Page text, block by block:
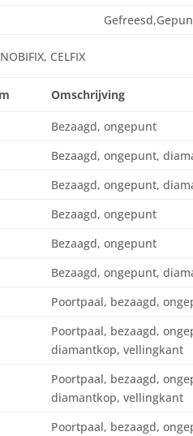
CELFIX
Omschrijving
Bezaagd, ongepunt
Bezaagd, ongepunt,
Bezaagd, ongepunt,
Bezaagd, ongepunt
Bezaagd, ongepunt
Bezaagd, ongepunt,
Poortpaal, bezaagd,
Poortpaal, bezaagd,
diamantkop, vellingkant
Poortpaal, bezaagd,
diamantkop, vellingkant
Poortpaal, bezaagd,